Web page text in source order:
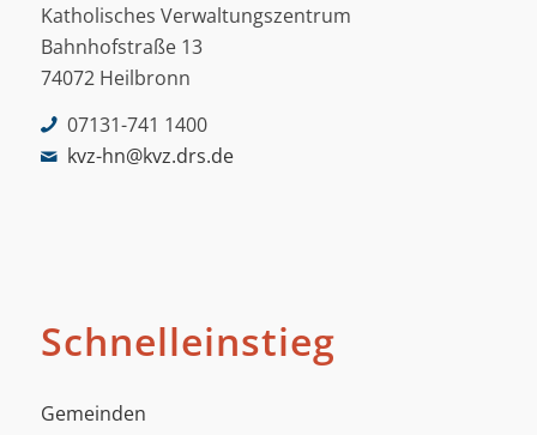
Katholisches Verwaltungszentrum
Bahnhofstraße 13
74072 Heilbronn
07131-741 1400
kvz-hn@kvz.drs.de
Schnelleinstieg
Gemeinden